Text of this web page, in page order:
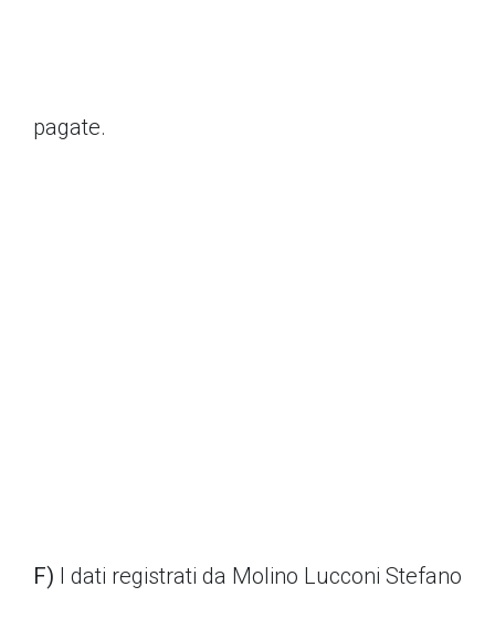
pagate.
F) I dati registrati da Molino Lucconi Stefano